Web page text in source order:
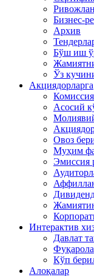
Бизнес-
Архив
Бўш иш
Ўз
Акциядорларга
Асосий
Овоз
Муҳим
Эмиссия
Интерактив
Давлат
Кўп
Алоқалар